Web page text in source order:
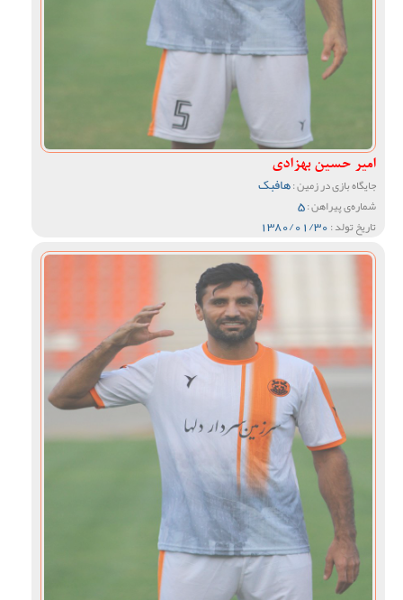
امیر حسین بهزادی
جایگاه بازی در زمین :هافبک
شماره‌ی پیراهن :5
تاریخ تولد :1380/01/30